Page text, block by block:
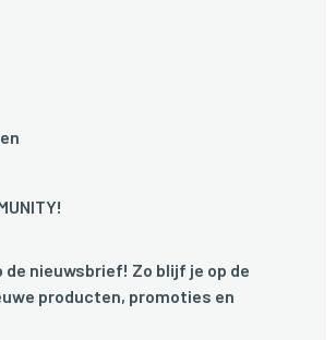
de nieuwsbrief! Zo blijf je op de
producten, promoties en